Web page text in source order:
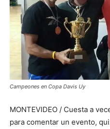
Campeones en Copa Davis Uy
MONTEVIDEO / Cuesta a
para comentar un evento,